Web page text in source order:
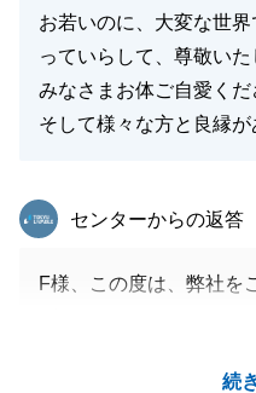
お若いのに、大変な世
っていらして、尊敬いた
みなさまお体ご自愛くだ
そして様々な方と良縁が
続
東急リバブル
センターからの返答
F様、この度は、弊社を